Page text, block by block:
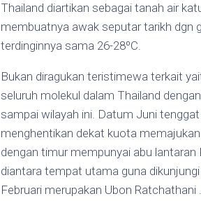
Thailand diartikan sebagai tanah air
membuatnya awak seputar tarikh dgn
terdinginnya sama 26-28ºC.
Bukan diragukan teristimewa terkait
seluruh molekul dalam Thailand
sampai wilayah ini. Datum Juni
menghentikan dekat kuota
dengan timur mempunyai abu
diantara tempat utama guna
Februari merupakan Ubon